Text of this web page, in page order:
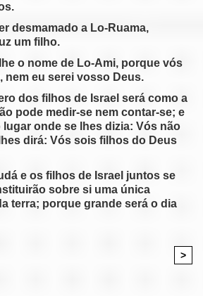
desmamado a Lo-Ruama,
um filho.
o nome de Lo-Ami, porque vós
nem eu serei vosso Deus.
dos filhos de Israel será como a
pode medir-se nem contar-se; e
onde se lhes dizia: Vós não
dirá: Vós sois filhos do Deus
e os filhos de Israel juntos se
sobre si uma única
terra; porque grande será o dia
>